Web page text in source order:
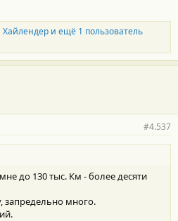
и ещё 1 пользователь
#4.537
до 130 тыс. Км - более десяти
запредельно много.